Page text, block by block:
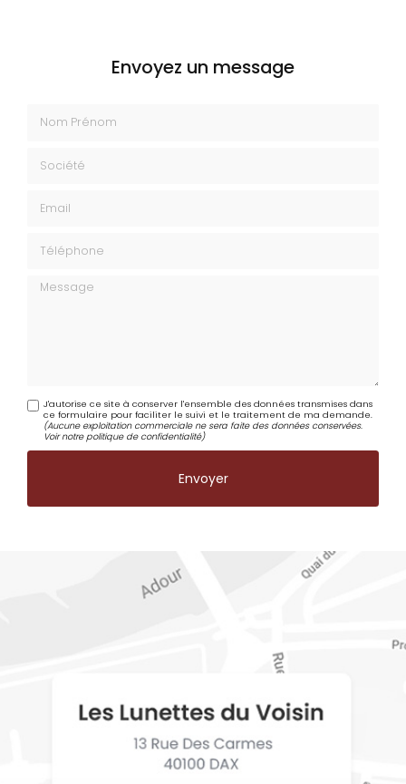
Envoyez un message
Message
J'autorise ce site à conserver l'ensemble des données transmises dans
ce formulaire pour faciliter le suivi et le traitement de ma demande.
(Aucune exploitation commerciale ne sera faite des données conservées.
Voir notrepolitique de confidentialité)